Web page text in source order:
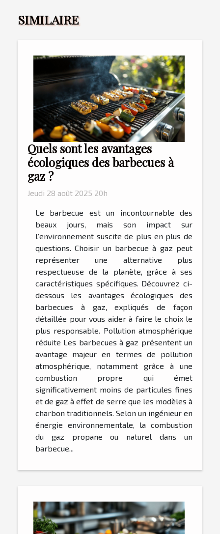
SIMILAIRE
Quels sont les avantages
écologiques des barbecues à
gaz ?
Jeudi 28 août 2025 20h
Le barbecue est un incontournable des
beaux jours, mais son impact sur
l’environnement suscite de plus en plus de
questions. Choisir un barbecue à gaz peut
représenter une alternative plus
respectueuse de la planète, grâce à ses
caractéristiques spécifiques. Découvrez ci-
dessous les avantages écologiques des
barbecues à gaz, expliqués de façon
détaillée pour vous aider à faire le choix le
plus responsable. Pollution atmosphérique
réduite Les barbecues à gaz présentent un
avantage majeur en termes de pollution
atmosphérique, notamment grâce à une
combustion propre qui émet
significativement moins de particules fines
et de gaz à effet de serre que les modèles à
charbon traditionnels. Selon un ingénieur en
énergie environnementale, la combustion
du gaz propane ou naturel dans un
barbecue...